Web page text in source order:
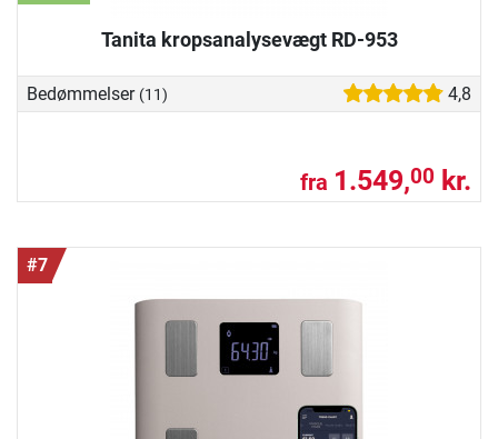
Tanita kropsanalysevægt RD-953
Bedømmelser (11) 4,8
fra 1.549,00 kr.
#7